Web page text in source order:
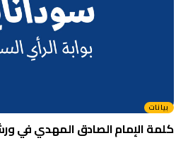
بيانات
كلمة الإمام الصادق المهدي في